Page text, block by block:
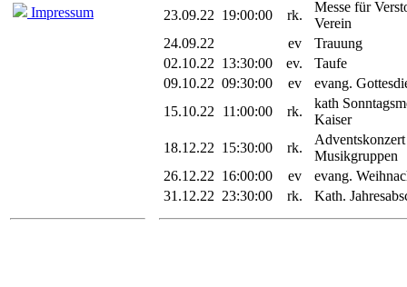
Impressum
23.09.22 19:00:00 rk.
Messe für
Verein
24.09.22
ev
Trauung
02.10.22 13:30:00 ev.
Taufe
09.10.22 09:30:00 ev
evang.
15.10.22
11:00:00 rk.
kath
Kaiser
18.12.22 15:30:00 rk.
Musikgruppen
26.12.22 16:00:00 ev
evang.
31.12.22 23:30:00 rk. Kath.